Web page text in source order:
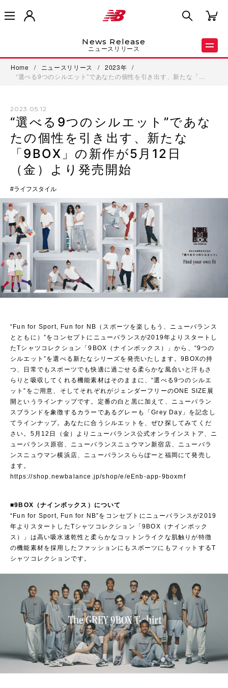
News Release
ニュースリリース
Home / ニュースリリース / 2023年
/
“選べる9つのシルエット”であなたの個性を引き出す、新たな「…
2023.05.12
“選べる9つのシルエット”であな
たの個性を引き出す、新たな
「9BOX」の新作が5月12日
（金）より発売開始
ライフスタイル
“Fun for Sport, Fun for NB（スポーツを楽しもう、ニューバランス
とともに）”をコンセプトにニューバランスが2019年よりスタートし
たTシャツコレクション「9BOX（ナインボックス）」から、“9つの
シルエット”を選べる新たなシリーズを発売いたします。9BOXの持
つ、日常でもスポーツでも快適に過ごせる柔らかな風合いと汗もさ
らりと吸収してくれる機能素材はそのままに、“選べる9つのシルエ
ット”をご用意、そしてそれぞれがジェンダーフリーのONE SIZE展
開というラインナップです。定番の白と黒に加えて、ニューバラン
スブランドを象徴するカラーであるグレーも「Grey Day」を記念し
てラインナップ。あなたに合うシルエットを、ぜひ探してみてくだ
さい。5月12日（金）よりニューバランス公式オンラインストア、ニ
ューバランス原宿、ニューバランスニュウマン新宿店、ニューバラ
ンスニュウマン横浜店、ニューバランスららぽーと福岡にて発売し
ます。
https://shop.newbalance.jp/shop/e/eEnb-app-9boxmf
■9BOX（ナインボックス）について
“Fun for Sport, Fun for NB”をコンセプトにニューバランスが2019
年よりスタートしたTシャツコレクション「9BOX（ナインボック
ス）」は高い吸水速乾性と柔らかなコットンライクな肌触りが特徴
の機能素材を採用したファッションにもスポーツにもフィットするT
シャツコレクションです。